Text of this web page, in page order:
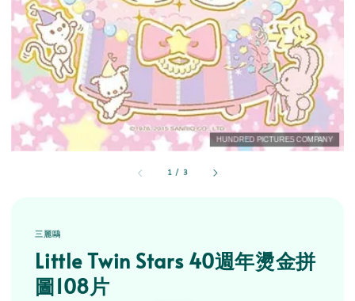
1 / 3
三麗鷗
Little Twin Stars 40週年燙金拼
圖108片